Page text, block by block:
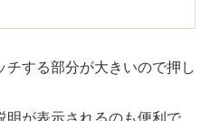
する部分が大きいので押し
明が表示されるのも便利で